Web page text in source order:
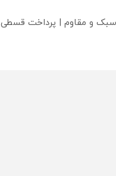
سبک و مقاوم | پرداخت قسطی